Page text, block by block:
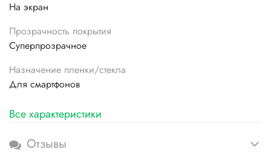
На экран
Прозрачность покрытия
Суперпрозрачное
Назначение пленки/стекла
Для смартфонов
Все характеристики
Отзывы